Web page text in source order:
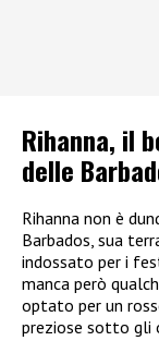
Rihanna, il
delle
Rihanna non è
Barbados, sua
indossato per i
manca però
optato per un
preziose sotto gli